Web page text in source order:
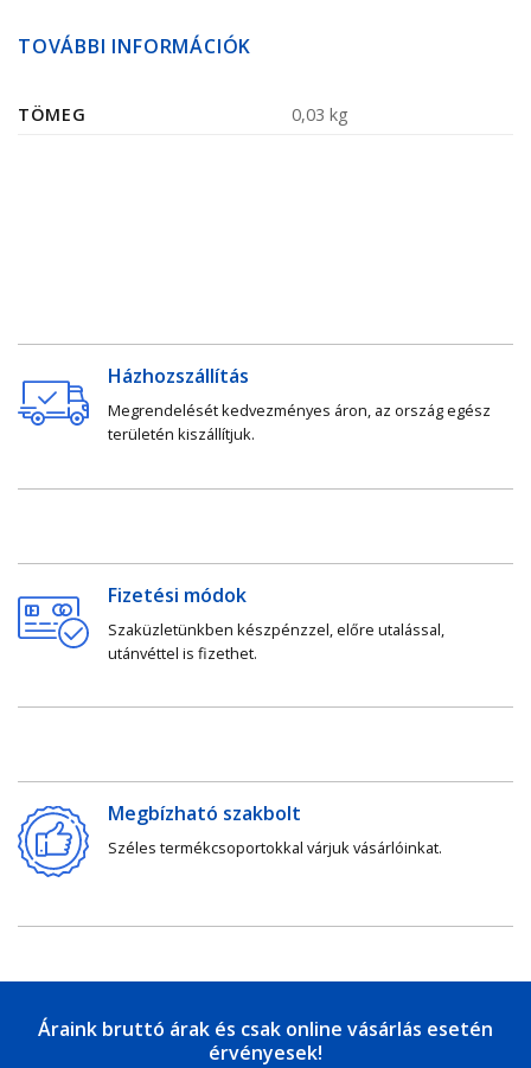
TOVÁBBI INFORMÁCIÓK
TÖMEG 0,03 kg
Házhozszállítás
Megrendelését kedvezményes áron, az ország egész
területén kiszállítjuk.
Fizetési módok
Szaküzletünkben készpénzzel, előre utalással,
utánvéttel is fizethet.
Megbízható szakbolt
Széles termékcsoportokkal várjuk vásárlóinkat.
Áraink bruttó árak és csak online vásárlás esetén
érvényesek!